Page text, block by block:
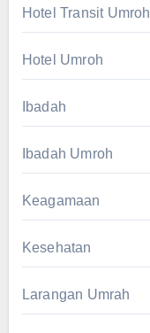
Hotel Transit Umroh
Hotel Umroh
Ibadah
Ibadah Umroh
Keagamaan
Kesehatan
Larangan Umrah